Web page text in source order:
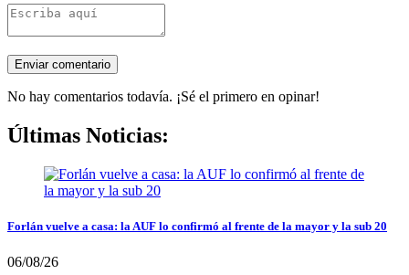
No hay comentarios todavía. ¡Sé el primero en opinar!
Últimas Noticias:
Forlán vuelve a casa: la AUF lo confirmó al frente de la mayor y la sub 20
06/08/26